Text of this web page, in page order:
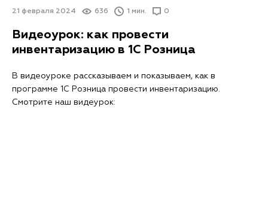
21 февраля 2024 636 1 мин. 0
Видеоурок: как провести
инвентаризацию в 1С Розница
В видеоуроке рассказываем и показываем, как в
программе 1С Розница провести инвентаризацию.
Смотрите наш видеурок: